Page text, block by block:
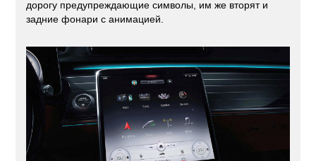
дорогу предупреждающие символы, им же вторят и
задние фонари с анимацией.